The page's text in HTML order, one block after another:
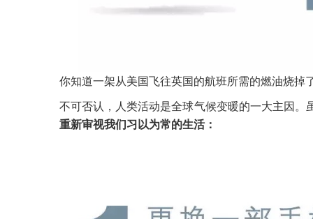
你知道一架从美国飞往英国的航班所需的燃油烧掉
不可否认，人类活动是全球气候变暖的一大主因。
重新审视我们习以为常的生活：